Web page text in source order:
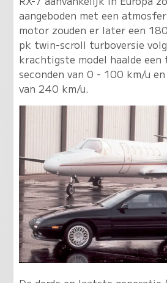
aangeboden met een
motor zouden er later een
pk twin-scroll turboversie
krachtigste model haalde een
seconden van 0 - 100 km/u
van 240 km/u.